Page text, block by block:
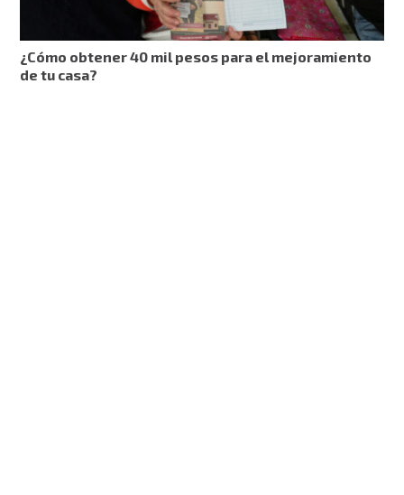
¿Cómo obtener 40 mil pesos para el mejoramiento
de tu casa?